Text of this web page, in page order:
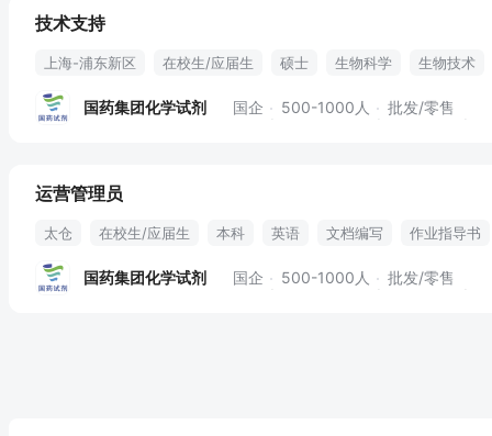
技术支持
上海-浦东新区 在校生/应届生 硕士 生物科学
生物技术
产品推介
国药集团化学试剂 国企 500-1000人 批发/零售
运营管理员
太仓 在校生/应届生 本科 英语 文档编写
作业指导书
管理评审
国药集团化学试剂 国企 500-1000人 批发/零售